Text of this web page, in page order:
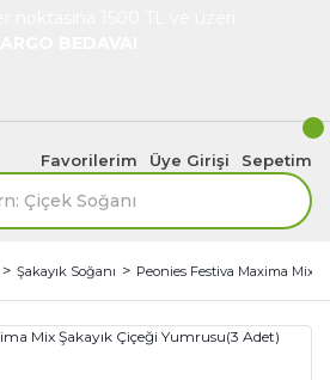
Favorilerim Üye Girişi Sepetim
Şakayık Soğanı Peonies Festiva Maxima Mix